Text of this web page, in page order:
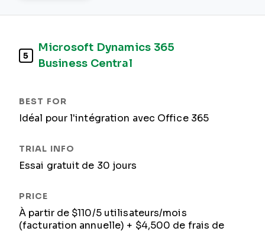
5
Microsoft Dynamics 365
Business Central
Idéal pour l'intégration avec Office 365
Essai gratuit de 30 jours
À partir de $110/5 utilisateurs/mois
(facturation annuelle) + $4,500 de frais de